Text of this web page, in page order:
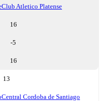
Club Atletico Platense
16
-5
16
13
Central Cordoba de Santiago